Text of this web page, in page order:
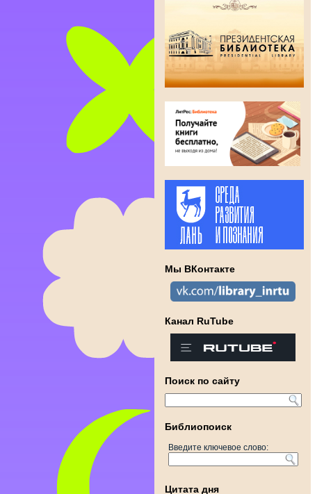
Мы ВКонтакте
Канал RuTube
Поиск по сайту
Библиопоиск
Введите ключевое слово:
Цитата дня